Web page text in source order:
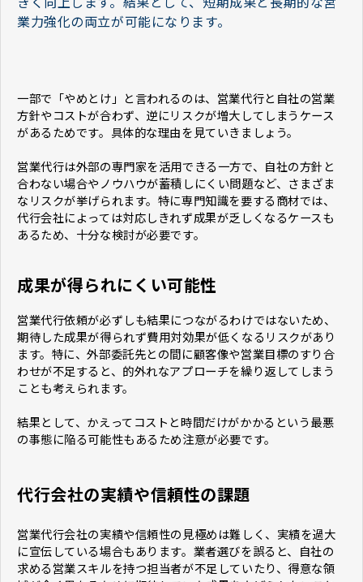
業力強化の両立が可能になります。
一部で「やめとけ」と言われるのは、営業代行と自社の営業
方針やコストが合わず、逆にリスクが増大してしまうケース
があるためです。具体的な理由を見ていきましょう。
営業代行は外部の専門家を活用できる一方で、自社の方針と
合わない場合やノウハウが蓄積しにくい問題など、さまざま
なリスクが挙げられます。特に専門知識を要する商材では、
代行会社によっては対応しきれず成果が乏しくなるケースも
あるため、十分な検討が必要です。
成果が得られにくい可能性
営業代行依頼が必ずしも結果につながるわけではないため、
期待した成果が得られず費用対効果が低くなるリスクがあり
ます。特に、外部委託先との間に顧客像や営業目標のすり合
わせが不足すると、的外れなアプローチを繰り返してしまう
ことも考えられます。
結果として、かえってコストと時間だけがかかるという最悪
の事態に陥る可能性もあるため注意が必要です。
代行会社の実績や信頼性の課題
営業代行会社の実績や信頼性の見極めは難しく、実績を過大
に宣伝している場合もあります。業者選びを誤ると、自社の
求める営業スキルを持つ担当者が不足していたり、得意な領